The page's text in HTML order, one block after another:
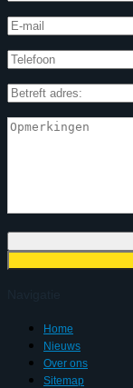
Home
Nieuws
Over ons
Sitemap